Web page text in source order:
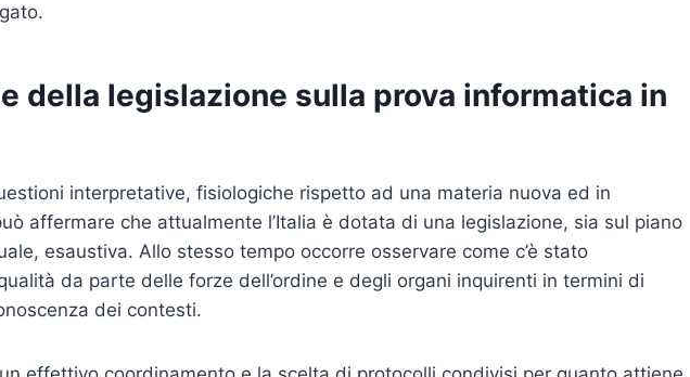
della legislazione sulla prova informatica in
interpretative, fisiologiche rispetto ad una materia nuova ed in
affermare che attualmente l’Italia è dotata di una legislazione, sia sul piano
esaustiva. Allo stesso tempo occorre osservare come c’è stato
da parte delle forze dell’ordine e degli organi inquirenti in termini di
dei contesti.